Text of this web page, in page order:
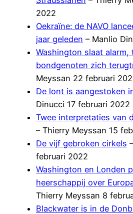
2022
Oekraïne: de NAVO
jaar geleden – Manlio
Washington slaat alarm,
bondgenoten zich
Meyssan 22 februari
De lont is aangestoken
Dinucci 17 februari 2022
Twee interpretaties van
– Thierry Meyssan 15
De vijf gebroken cirkels
februari 2022
Washington en Londen
heerschappij over
Thierry Meyssan 8
Blackwater is in de